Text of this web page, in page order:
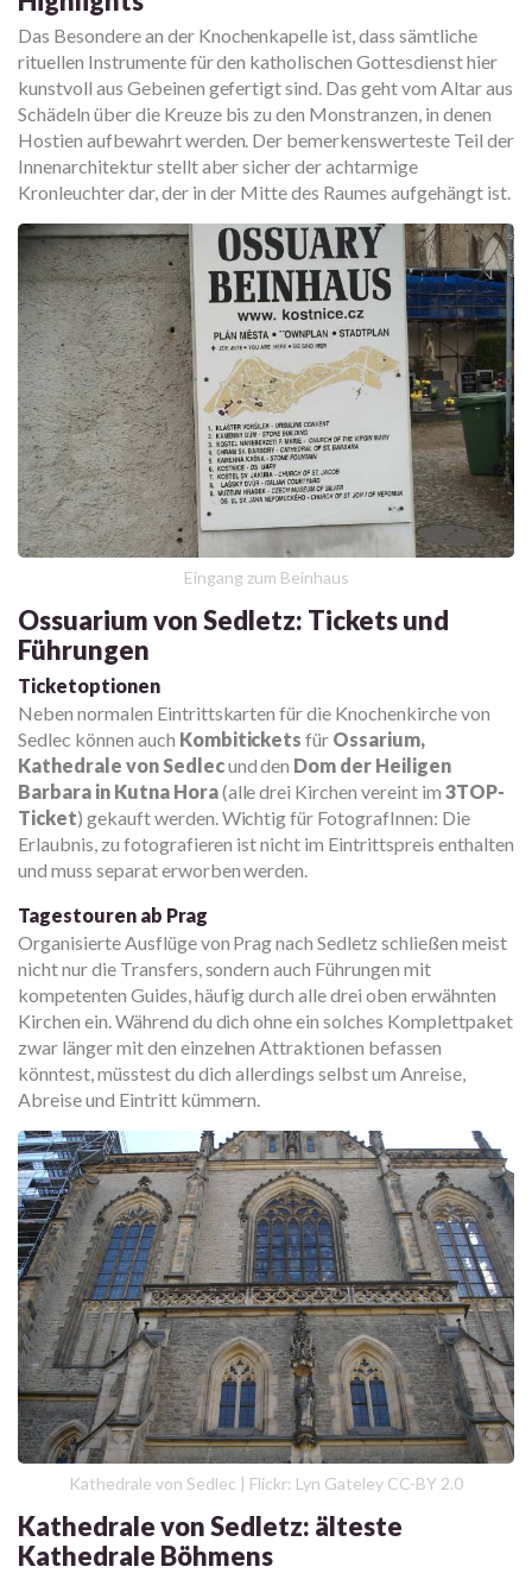
Das Besondere an der Knochenkapelle ist, dass sämtliche
rituellen Instrumente für den katholischen Gottesdienst hier
kunstvoll aus Gebeinen gefertigt sind. Das geht vom Altar aus
Schädeln über die Kreuze bis zu den Monstranzen, in denen
Hostien aufbewahrt werden. Der bemerkenswerteste Teil der
Innenarchitektur stellt aber sicher der achtarmige
Kronleuchter dar, der in der Mitte des Raumes aufgehängt ist.
Eingang zum Beinhaus
Ossuarium von Sedletz: Tickets und
Führungen
Ticketoptionen
Neben normalen Eintrittskarten für die Knochenkirche von
Sedlec können auch Kombitickets für Ossarium,
Kathedrale von Sedlecund den Dom der Heiligen
Barbara in Kutna Hora(alle drei Kirchen vereint im 3TOP-
Ticket) gekauft werden. Wichtig für FotografInnen: Die
Erlaubnis, zu fotografieren ist nicht im Eintrittspreis enthalten
und muss separat erworben werden.
Tagestouren ab Prag
Organisierte Ausflüge von Prag nach Sedletz schließen meist
nicht nur die Transfers, sondern auch Führungen mit
kompetenten Guides, häufig durch alle drei oben erwähnten
Kirchen ein. Während du dich ohne ein solches Komplettpaket
zwar länger mit den einzelnen Attraktionen befassen
könntest, müsstest du dich allerdings selbst um Anreise,
Abreise und Eintritt kümmern.
Kathedrale von Sedlec | Flickr: Lyn Gateley CC-BY 2.0
Kathedrale von Sedletz: älteste
Kathedrale Böhmens